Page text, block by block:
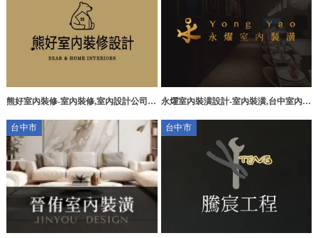
熊好室內裝修-室內裝修,室內設計公司,
永燿室內裝潢設計-室內裝潢,台中室內裝
內裝潢公司
台中市 台中市